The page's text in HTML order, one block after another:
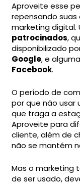
Aproveite esse
repensando
marketing digital.
patrocinados,
disponibilizado
Google, e
Facebook.
O período de
por que não usar
que traga a
Aproveite para
cliente, além de
não se mantém
Mas o marketing
de ser usado,